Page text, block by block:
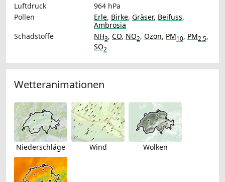
Luftdruck
964 hPa
Pollen
Erle, Birke, Gräser, Beifuss,
Ambrosia
Schadstoffe
NH3, CO, NO2, Ozon, PM10, PM2.5,
SO2
Wetteranimationen
Niederschläge Wind Wolken